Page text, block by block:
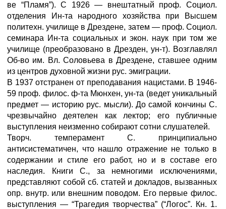
ве “Пламя”). С 1926 — внештатный проф. Социол.
отделения Ин-та народного хозяйства при Высшем
политехн. училище в Дрездене, затем — проф. Социол.
семинара Ин-та социальных и экон. наук при том же
училище (преобразовано в Дрезден, ун-т). Возглавлял
Об-во им. Вл. Соловьева в Дрездене, ставшее одним
из центров духовной жизни рус. эмиграции.
В 1937 отстранен от преподавания нацистами. В 1946-
59 проф. филос. ф-та Мюнхен, ун-та (ведет уникальный
предмет — историю рус. мысли). До самой кончины С.
чрезвычайно деятелен как лектор; его публичные
выступления неизменно собирают сотни слушателей.
Творч. темперамент С. принципиально
антисистематичен, что нашло отражение не только в
содержании и стиле его работ, но и в составе его
наследия. Книги С., за немногими исключениями,
представляют собой сб. статей и докладов, вызванных
опр. внутр. или внешним поводом. Его первые филос.
выступления — “Трагедия творчества” (“Логос”. Кн. 1.